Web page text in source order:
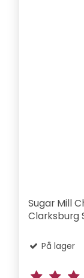
Sugar Mill
Clarksburg
På lager